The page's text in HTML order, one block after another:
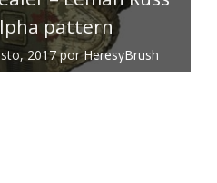
pattern
2017porHeresyBrush